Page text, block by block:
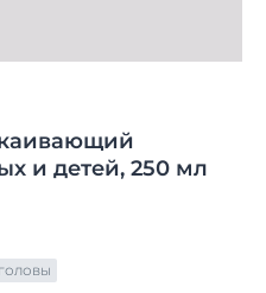
и детей, 250 мл